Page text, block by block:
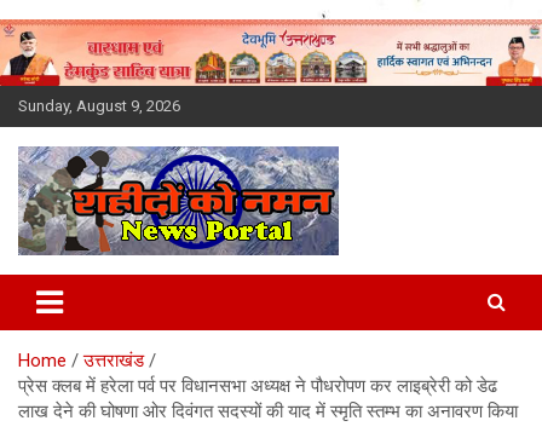
Skip
to
content
Sunday, August 9, 2026
Latest News Today, Breaking
News, Uttarakhand News in
Hindi
Home
उत्तराखंड
प्रेस क्लब में हरेला पर्व पर विधानसभा अध्‍यक्ष ने पौधरोपण कर लाइब्रेरी को डेढ
लाख देने की घोषणा ओर दिवंगत सदस्‍यों की याद में स्‍मृति स्‍तम्‍भ का अनावरण किया